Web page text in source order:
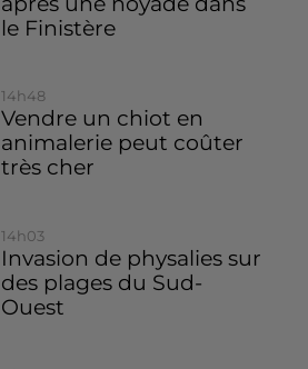
le Finistère
14h48
Vendre un chiot en
animalerie peut coûter
très cher
14h03
Invasion de physalies sur
des plages du Sud-
Ouest